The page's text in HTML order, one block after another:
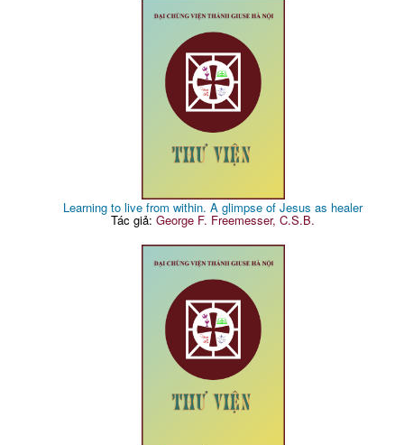
Learning to live from within. A glimpse of Jesus as healer
Tác giả:George F. Freemesser, C.S.B.